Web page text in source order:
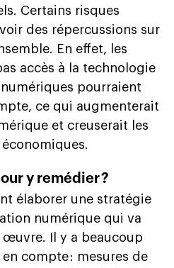
Certains risques
des répercussions sur
En effet, les
accès à la technologie
pourraient
ce qui augmenterait
et creuserait les
y remédier ?
élaborer une stratégie
numérique qui va
œuvre. Il y a beaucoup
compte : mesures de